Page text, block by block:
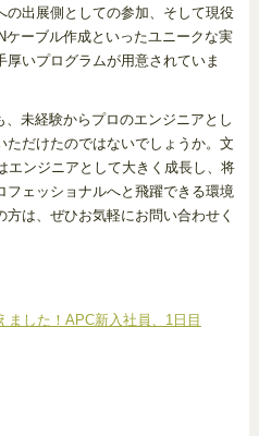
の出展側としての参加、そして現役
ーブル作成といったユニークな実
いプログラムが用意されていま
、未経験からプロのエンジニアとし
だけたのではないでしょうか。文
エンジニアとして大きく成長し、将
ェッショナルへと飛躍できる環境
は、ぜひお気軽にお問い合わせく
ました！APC新入社員、1日目